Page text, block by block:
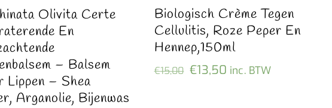
Olivita Certe
En
– Balsem
Lippen – Shea
Arganolie, Bijenwas
Biologisch Crème Tegen
Cellulitis, Roze Peper En
Hennep,150ml
€15,00 Oorspronkelijke
€13,50 Huidige
inc. BTW